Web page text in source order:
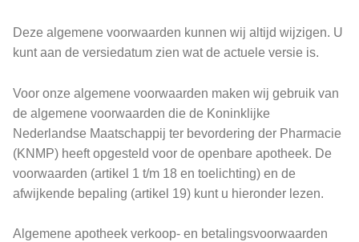
Deze algemene voorwaarden kunnen wij altijd wijzigen. U
kunt aan de versiedatum zien wat de actuele versie is.
Voor onze algemene voorwaarden maken wij gebruik van
de algemene voorwaarden die de Koninklijke
Nederlandse Maatschappij ter bevordering der Pharmacie
(KNMP) heeft opgesteld voor de openbare apotheek. De
voorwaarden (artikel 1 t/m 18 en toelichting) en de
afwijkende bepaling (artikel 19) kunt u hieronder lezen.
Algemene apotheek verkoop- en betalingsvoorwaarden